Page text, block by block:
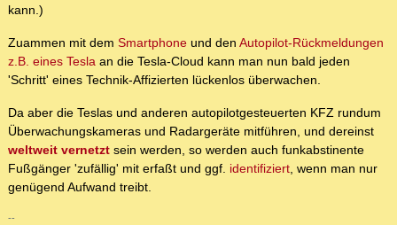
kann.)
Zuammen mit dem Smartphone und den Autopilot-Rückmeldungen
z.B. eines Tesla an die Tesla-Cloud kann man nun bald jeden
'Schritt' eines Technik-Affizierten lückenlos überwachen.
Da aber die Teslas und anderen autopilotgesteuerten KFZ rundum
Überwachungskameras und Radargeräte mitführen, und dereinst
weltweit vernetzt sein werden, so werden auch funkabstinente
Fußgänger 'zufällig' mit erfaßt und ggf. identifiziert, wenn man nur
genügend Aufwand treibt.
--